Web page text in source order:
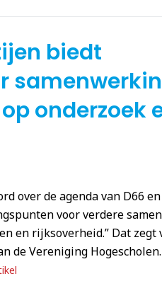
biedt
onderzoek
over de agenda van D66
voor verdere
en rijksoverheid.” Dat
de Vereniging Hogescholen.